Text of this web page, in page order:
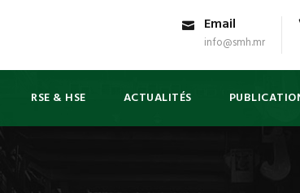
Email
info@smh.mr
RSE & HSE ACTUALITÉS